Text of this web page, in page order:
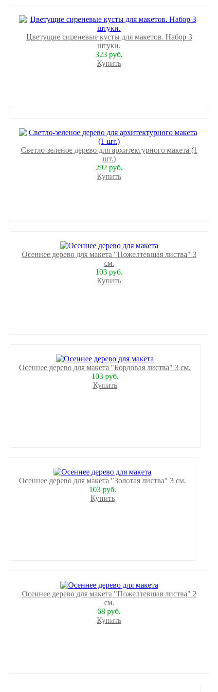
Цветущие сиреневые кусты для макетов. Набор 3
штуки.
323 руб.
Купить
Светло-зеленое дерево для архитектурного макета (1
шт.)
292 руб.
Купить
Осеннее дерево для макета "Пожелтевшая листва" 3
см.
103 руб.
Купить
Осеннее дерево для макета "Бордовая листва" 3 см.
103 руб.
Купить
Осеннее дерево для макета "Золотая листва" 3 см.
103 руб.
Купить
Осеннее дерево для макета "Пожелтевшая листва" 2
см.
68 руб.
Купить